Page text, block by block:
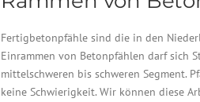
Fertigbetonpfähle sind die in den
Einrammen von Betonpfählen darf sich
mittelschweren bis schweren Segment.
keine Schwierigkeit. Wir können diese